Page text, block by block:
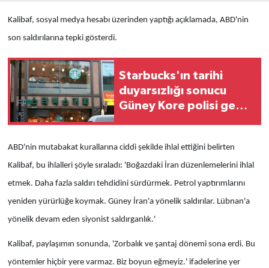
Kalibaf, sosyal medya hesabı üzerinden yaptığı açıklamada, ABD'nin
son saldırılarına tepki gösterdi.
Starbucks'ın tarihi
duyarsızlığı sonucu
Güney Kore polisi genel
ABD'nin mutabakat kurallarına ciddi şekilde ihlal ettiğini belirten
Kalibaf, bu ihlalleri şöyle sıraladı: 'Boğazdaki İran düzenlemelerini ihlal
etmek. Daha fazla saldırı tehdidini sürdürmek. Petrol yaptırımlarını
yeniden yürürlüğe koymak. Güney İran'a yönelik saldırılar. Lübnan'a
yönelik devam eden siyonist saldırganlık.'
Kalibaf, paylaşımın sonunda, 'Zorbalık ve şantaj dönemi sona erdi. Bu
yöntemler hiçbir yere varmaz. Biz boyun eğmeyiz.' ifadelerine yer